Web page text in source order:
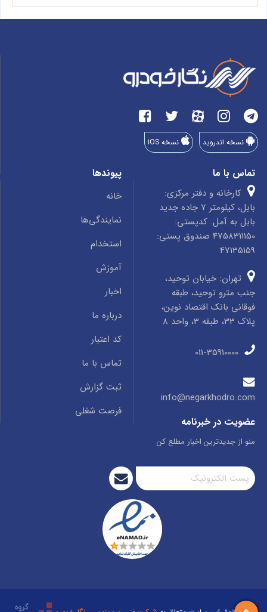
نسخه اندروید نسخه iOS
تماس با ما
کارخانه و دفتر مرکزی:
بابل، کیلومتر 7 جاده جدید
بابل به آمل. کدپستی:
4758311150 صندوق پستی:
47135159
تهران: خیابان توحید،
جنب مترو توحید، طبقه
فوقانی بانک اقتصاد نوین،
پلاک 33، طبقه 3، واحد 8
info@negarkhodro.com
پیوندها
خانه
نمایندگی‌ها
استخدام
آموزش
اخبار
درباره ما
کد اعتبار
تماس با ما
ثبت گزارش
فرصت شغلی
عضویت در خبرنامه
منو از جدیدترین اخبار مطلع کن